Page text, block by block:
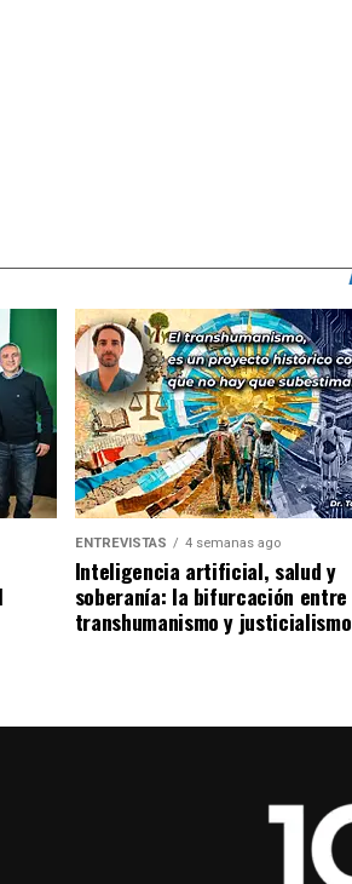
ENTREVISTAS 4 semanas ago
Inteligencia artificial, salud y
soberanía: la bifurcación entre
transhumanismo y justicialismo